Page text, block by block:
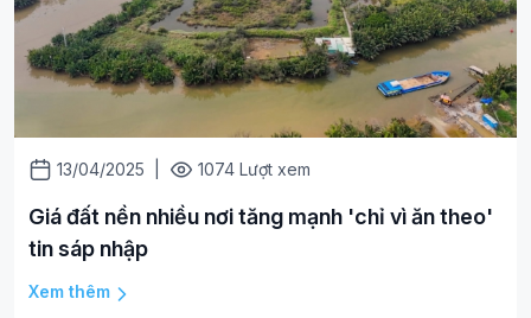
13/04/2025 1074 Lượt xem
Giá đất nền nhiều nơi tăng mạnh 'chỉ vì ăn theo'
tin sáp nhập
Xem thêm